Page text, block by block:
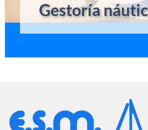
Gestoría